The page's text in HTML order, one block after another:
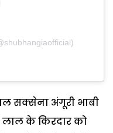
सक्सेना अंगूरी भाबी
के किरदार को